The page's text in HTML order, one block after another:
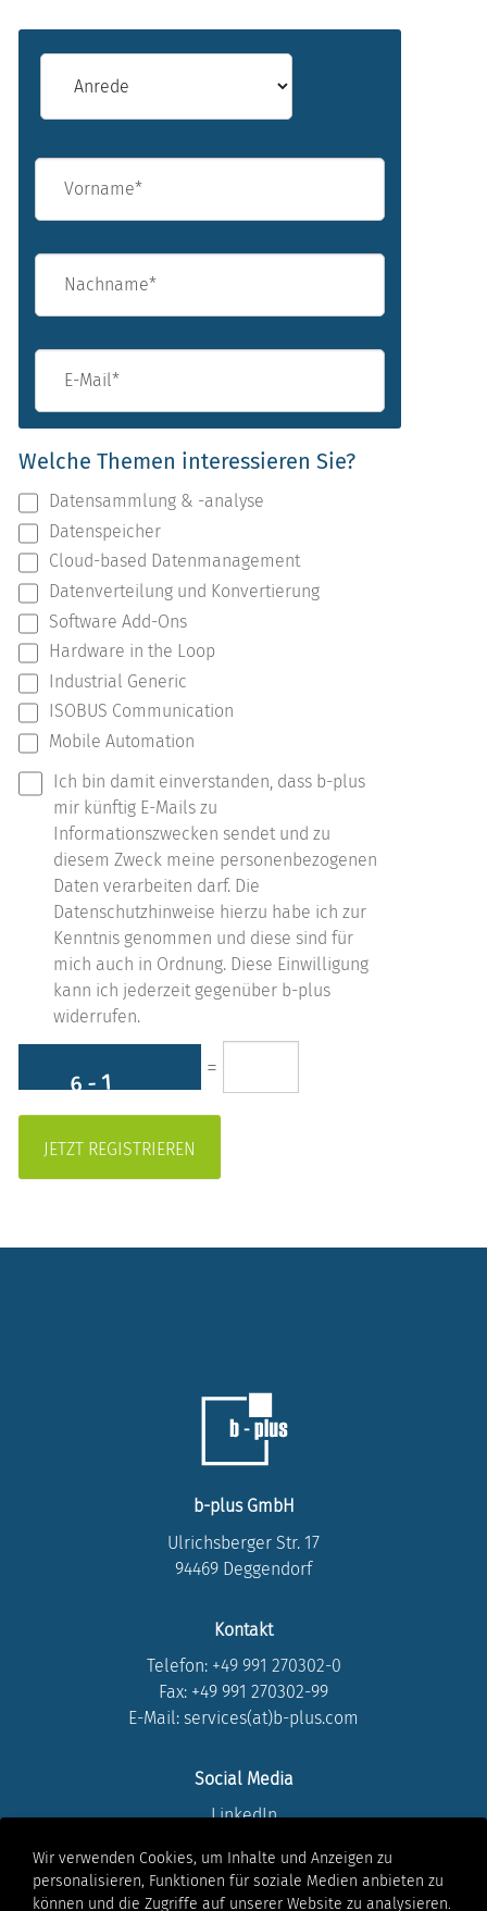
Vorname*
Nachname*
E-Mail*
Welche Themen interessieren Sie?
Datensammlung & -analyse
Datenspeicher
Cloud-based Datenmanagement
Datenverteilung und Konvertierung
Software Add-Ons
Hardware in the Loop
Industrial Generic
ISOBUS Communication
Mobile Automation
Ich bin damit einverstanden, dass b-plus
mir künftig E-Mails zu
Informationszwecken sendet und zu
diesem Zweck meine personenbezogenen
Daten verarbeiten darf. Die
Datenschutzhinweise hierzu habe ich zur
Kenntnis genommen und diese sind für
mich auch in Ordnung. Diese Einwilligung
kann ich jederzeit gegenüber b-plus
widerrufen.
=
b-plus GmbH
Ulrichsberger Str. 17
94469 Deggendorf
Kontakt
Telefon: +49 991 270302-0
Fax: +49 991 270302-99
E-Mail: services(at)b-plus.com
Social Media
LinkedIn
Youtube
Facebook
Wir verwenden Cookies, um Inhalte und Anzeigen zu
personalisieren, Funktionen für soziale Medien anbieten zu
können und die Zugriffe auf unserer Website zu analysieren.